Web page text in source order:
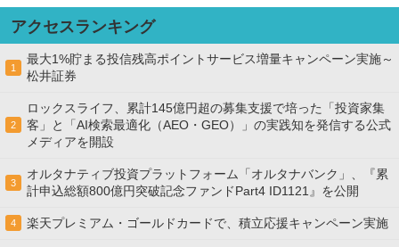
アクセスランキング
1
最大1%貯まる投信残高ポイントサービス増量キャンペーン実施～
松井証券
2
ロックスライフ、累計145億円超の募集支援で培った「投資家集
客」と「AI検索最適化（AEO・GEO）」の実践知を発信する公式
メディアを開設
3
オルタナティブ投資プラットフォーム「オルタナバンク」、『累
計申込総額800億円突破記念ファンドPart4 ID1121』を公開
4 楽天プレミアム・ゴールドカードで、積立応援キャンペーン実施